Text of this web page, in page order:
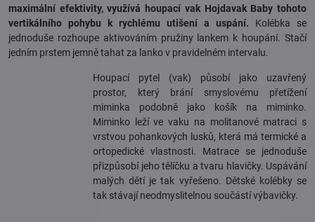
maximální efektivity, využívá houpací vak Hojdavak Baby tohoto
vertikálního pohybu k rychlému utišení a uspání. Kolébka se
jednoduše rozhoupe aktivováním pružiny lankem k houpání. Stačí
jedním prstem jemně tahat za lanko v pravidelném intervalu.
Houpací pytel (vak) působí jako uzavřený
prostor, který brání smyslovému přetížení
miminka podobně jako košík na miminko.
Miminko leží ve vaku na molitanové matraci s
vrstvou pohankových lusků, která má termické a
ortopedické vlastnosti. Matrace se jednoduše
přizpůsobí jeho tělíčku a tvaru hlavičky. Uspávání
malých dětí je tak vyřešeno. Dětské kolébky se
tak stávají neodmyslitelnou součástí výbavičky.